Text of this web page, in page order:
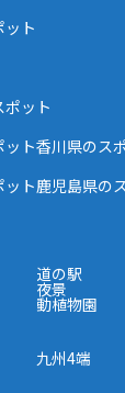
ト
ット
ト香川県のス
ット鹿児島県の
道の駅
夜景
動植物園
九州4端